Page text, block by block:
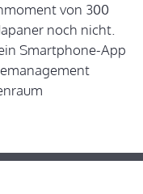
von 300
noch nicht.
Smartphone-App